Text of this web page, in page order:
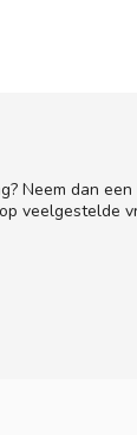
Neem dan
veelgestelde